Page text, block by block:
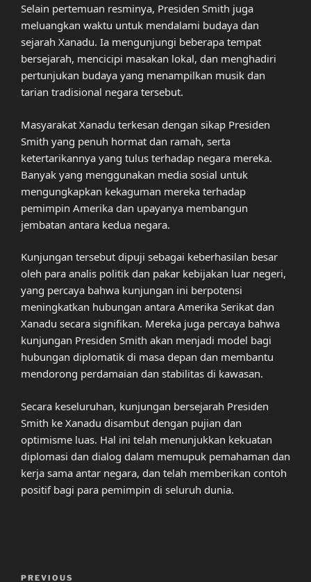
Selain pertemuan resminya, Presiden Smith juga
meluangkan waktu untuk mendalami budaya dan
sejarah Xanadu. Ia mengunjungi beberapa tempat
bersejarah, mencicipi masakan lokal, dan menghadiri
pertunjukan budaya yang menampilkan musik dan
tarian tradisional negara tersebut.
Masyarakat Xanadu terkesan dengan sikap Presiden
Smith yang penuh hormat dan ramah, serta
ketertarikannya yang tulus terhadap negara mereka.
Banyak yang menggunakan media sosial untuk
mengungkapkan kekaguman mereka terhadap
pemimpin Amerika dan upayanya membangun
jembatan antara kedua negara.
Kunjungan tersebut dipuji sebagai keberhasilan besar
oleh para analis politik dan pakar kebijakan luar negeri,
yang percaya bahwa kunjungan ini berpotensi
meningkatkan hubungan antara Amerika Serikat dan
Xanadu secara signifikan. Mereka juga percaya bahwa
kunjungan Presiden Smith akan menjadi model bagi
hubungan diplomatik di masa depan dan membantu
mendorong perdamaian dan stabilitas di kawasan.
Secara keseluruhan, kunjungan bersejarah Presiden
Smith ke Xanadu disambut dengan pujian dan
optimisme luas. Hal ini telah menunjukkan kekuatan
diplomasi dan dialog dalam memupuk pemahaman dan
kerja sama antar negara, dan telah memberikan contoh
positif bagi para pemimpin di seluruh dunia.
Previous
PREVIOUS